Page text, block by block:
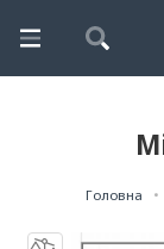
Головна